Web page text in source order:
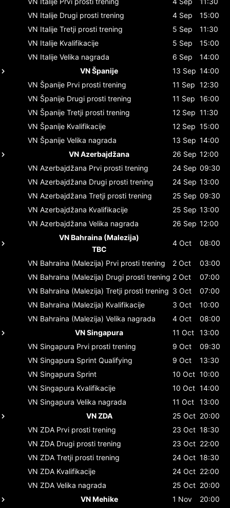
VN Italije Drugi prosti trening 4 Sep
15:00
VN Italije Tretji prosti trening 5 Sep
11:30
VN Italije Kvalifikacije 5 Sep
15:00
VN Italije Velika nagrada 6 Sep
14:00
VN Španije
13 Sep 14:00
VN Španije Prvi prosti trening 11 Sep 12:30
VN Španije Drugi prosti trening 11 Sep 16:00
VN Španije Tretji prosti trening 12 Sep 11:30
VN Španije Kvalifikacije 12 Sep 15:00
VN Španije Velika nagrada 13 Sep 14:00
VN Azerbajdžana
26 Sep 12:00
VN Azerbajdžana Prvi prosti trening 24 Sep 09:30
VN Azerbajdžana Drugi prosti trening 24 Sep 13:00
VN Azerbajdžana Tretji prosti trening 25 Sep 09:30
VN Azerbajdžana Kvalifikacije 25 Sep 13:00
VN Azerbajdžana Velika nagrada 26 Sep 12:00
VN Bahraina (Malezija)
TBC
4 Oct 08:00
VN Bahraina (Malezija) Prvi prosti trening 2 Oct
03:00
VN Bahraina (Malezija) Drugi prosti trening 2 Oct
07:00
VN Bahraina (Malezija) Tretji prosti trening 3 Oct
07:00
VN Bahraina (Malezija) Kvalifikacije 3 Oct
10:00
VN Bahraina (Malezija) Velika nagrada 4 Oct
08:00
VN Singapura
11 Oct
13:00
VN Singapura Prvi prosti trening 9 Oct
09:30
VN Singapura Sprint Qualifying 9 Oct
13:30
VN Singapura Sprint 10 Oct 10:00
VN Singapura Kvalifikacije 10 Oct 14:00
VN Singapura Velika nagrada 11 Oct
13:00
VN ZDA
25 Oct 20:00
VN ZDA Prvi prosti trening 23 Oct 18:30
VN ZDA Drugi prosti trening 23 Oct 22:00
VN ZDA Tretji prosti trening 24 Oct 18:30
VN ZDA Kvalifikacije 24 Oct 22:00
VN ZDA Velika nagrada 25 Oct 20:00
VN Mehike
1 Nov 20:00